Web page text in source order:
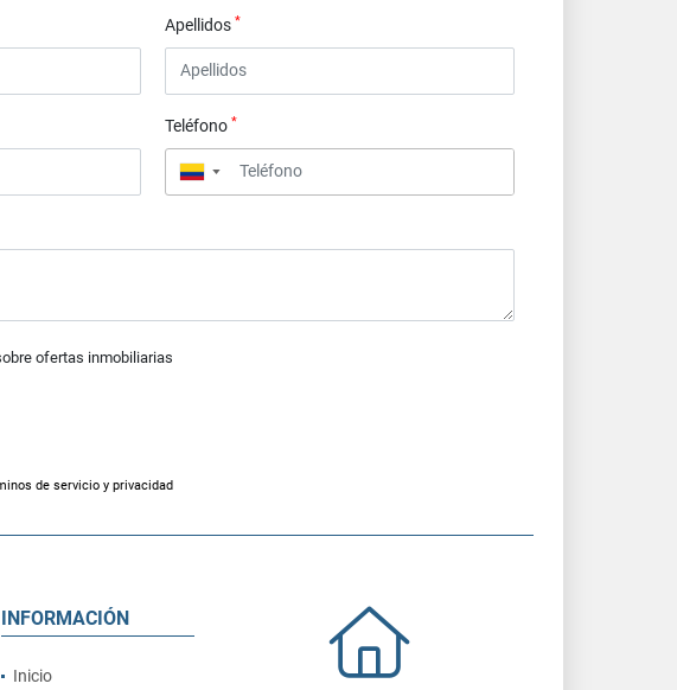
Apellidos *
Teléfono *
▼
ofertas inmobiliarias
de servicio y privacidad
INFORMACIÓN
Inicio